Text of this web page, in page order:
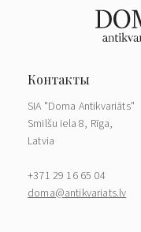
SIA "Doma Antikvariāts"
Smilšu iela 8, Rīga,
Latvia
+371 29 16 65 04
doma@antikvariats.lv